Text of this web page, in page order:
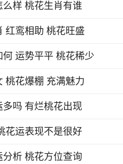
，因为桃花始终会到来，
在还没有桃花的人们不用
样 桃花生肖有谁
红鸾相助 桃花旺盛
运势平平 桃花稀少
桃花爆棚 充满魅力
吗 有烂桃花出现
花运表现不是很好
析 桃花方位查询